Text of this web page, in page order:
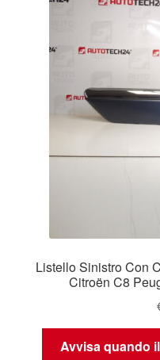
Listello Sinistro Con
Citroën C8
Avvisa quando